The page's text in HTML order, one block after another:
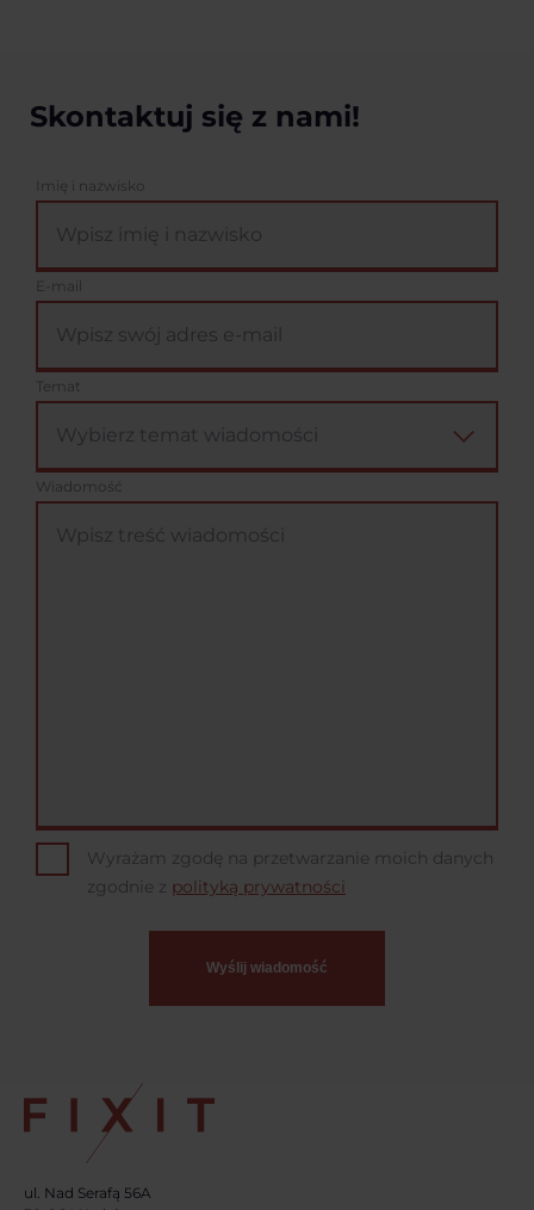
Skontaktuj się z nami!
Imię i nazwisko
E-mail
Temat
Wiadomość
Wyrażam zgodę na przetwarzanie moich danych
zgodnie z polityką prywatności
ul. Nad Serafą 56A